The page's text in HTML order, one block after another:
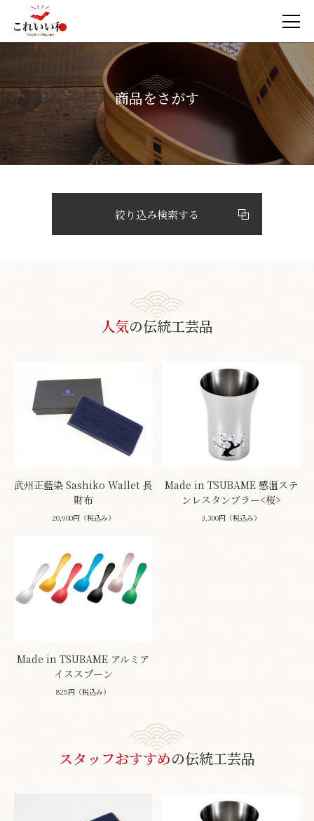
商品をさがす
絞り込み検索する
人気の伝統工芸品
武州正藍染 Sashiko Wallet 長
財布
20,900円（税込み）
Made in TSUBAME 感温ステ
ンレスタンブラー<桜>
3,300円（税込み）
Made in TSUBAME アルミア
イススプーン
825円（税込み）
スタッフおすすめの伝統工芸品